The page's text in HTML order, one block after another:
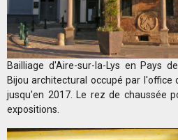
Bailliage d'Aire-sur-la-Lys en Pays
Bijou architectural occupé par l'office
jusqu'en 2017. Le rez de chaussée
expositions.